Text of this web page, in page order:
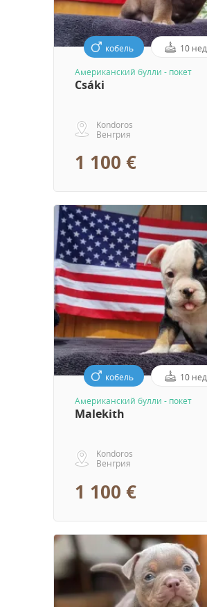
кобель 10 нед.
Aмериканский булли - покет
Csáki
Kondoros
Венгрия
1 100 €
кобель 10 нед.
Aмериканский булли - покет
Malekith
Kondoros
Венгрия
1 100 €